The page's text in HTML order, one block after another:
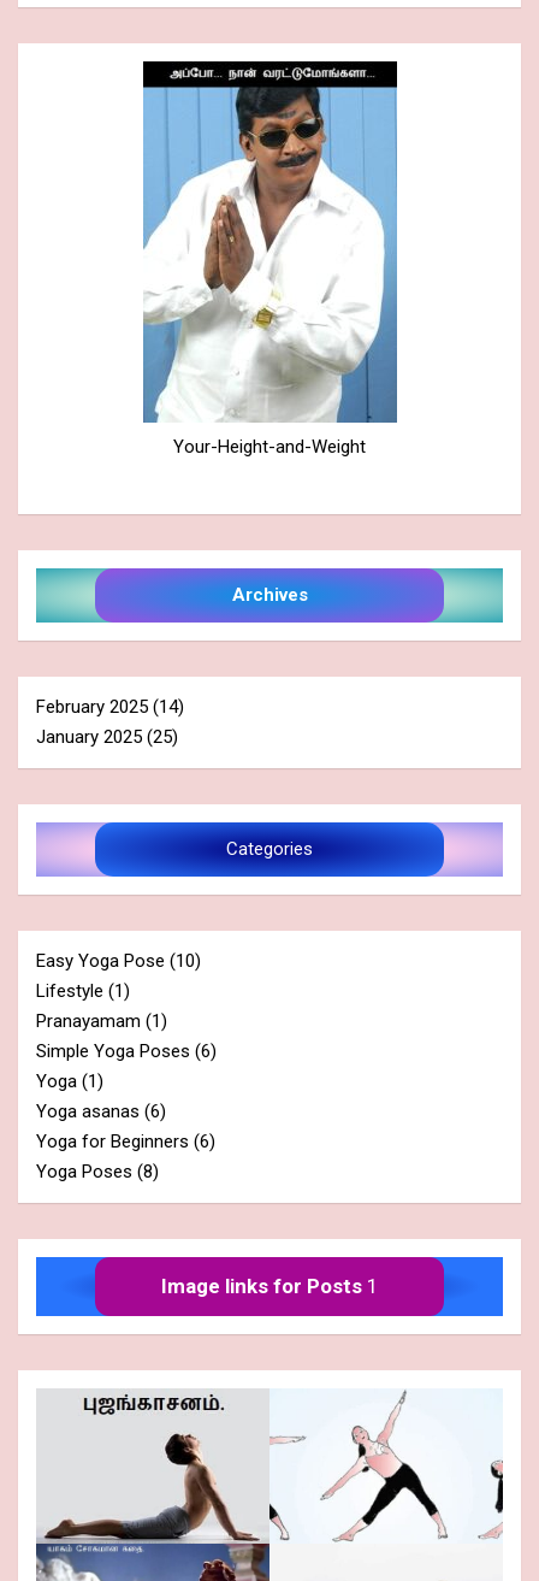
Your-Height-and-Weight
Archives
February 2025 (14)
January 2025 (25)
Categories
Easy Yoga Pose (10)
Lifestyle (1)
Pranayamam (1)
Simple Yoga Poses (6)
Yoga (1)
Yoga asanas (6)
Yoga for Beginners (6)
Yoga Poses (8)
Image links for Posts 1